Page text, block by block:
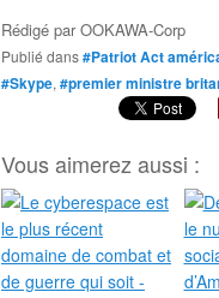
Rédigé parOOKAWA-Corp
Publié dans#Patriot Act
#Skype, #premier ministre
Vous aimerez aussi :